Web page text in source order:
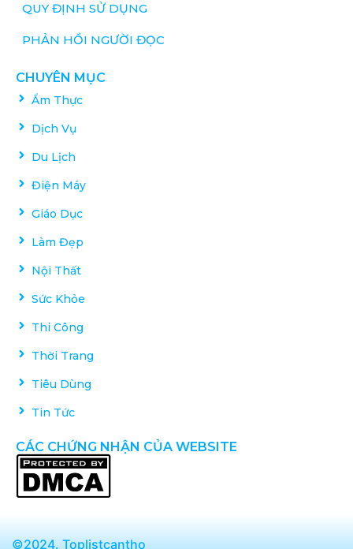
QUY ĐỊNH SỬ DỤNG
PHẢN HỒI NGƯỜI ĐỌC
CHUYÊN MỤC
Ẩm Thực
Dịch Vụ
Du Lịch
Điện Máy
Giáo Dục
Làm Đẹp
Nội Thất
Sức Khỏe
Thi Công
Thời Trang
Tiêu Dùng
Tin Tức
CÁC CHỨNG NHẬN CỦA WEBSITE
©2024. Toplistcantho